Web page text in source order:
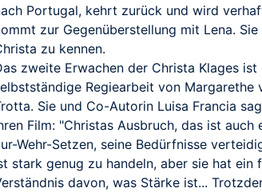
Portugal, kehrt zurück und wird
zur Gegenüberstellung mit Lena. Sie
zu kennen.
zweite Erwachen der Christa Klages ist
Regiearbeit von Margarethe
Sie und Co-Autorin Luisa Francia
Film: "Christas Ausbruch, das ist auch
Wehr-Setzen, seine Bedürfnisse
stark genug zu handeln, aber sie hat ein
davon, was Stärke ist...